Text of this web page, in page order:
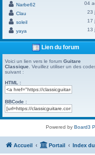
Narbe62
04
Clau
23
soleil
17
yaya
13
Lien du forum
Voici un lien vers le forum Guitare
Classique . Veuillez utiliser un des
suivant :
HTML :
BBCode :
Powered by Board3
Accueil Portail Index